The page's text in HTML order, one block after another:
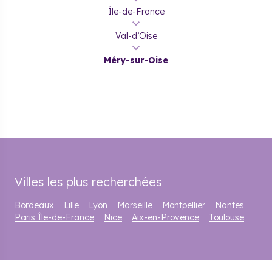
Île-de-France
Val-d’Oise
Méry-sur-Oise
Villes les plus recherchées
Bordeaux Lille Lyon Marseille Montpellier
Nantes
Paris Île-de-France
Nice Aix-en-Provence Toulouse